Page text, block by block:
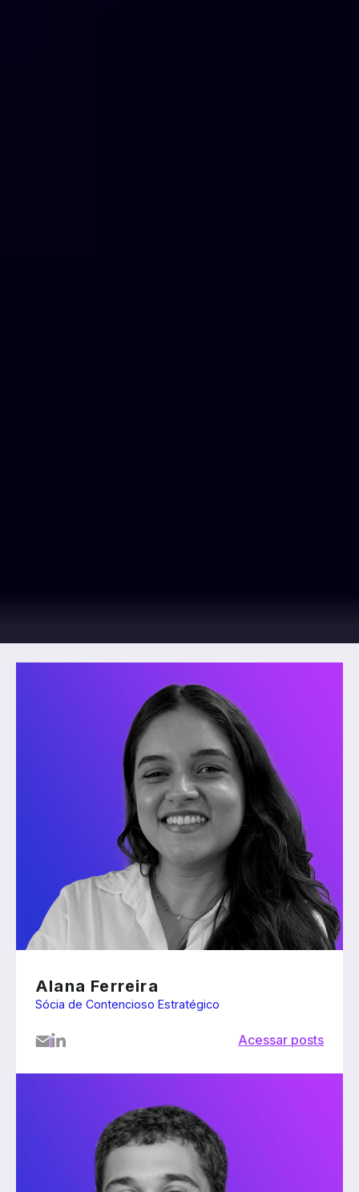
Alana Ferreira
Sócia de Contencioso Estratégico
Acessar posts